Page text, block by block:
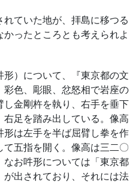
ていた地が、拝島に移つる
ったところとも考えられよ
）について、『東京都の文
色、彫眼、忿怒相で岩座の
し金剛杵を執り、右手を垂下
足を踏み出している。像高
は左手を半ば屈臂し拳を作
五指を開く。像高は三二〇
お吽形については「東京都
出されており、それには法